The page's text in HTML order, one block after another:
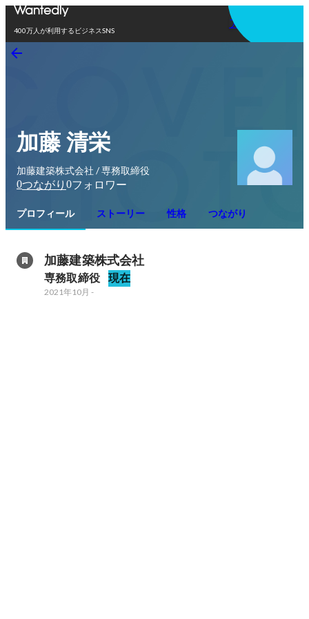
400万人が利用するビジネスSNS
アプリを使う
加藤 清栄
加藤建築株式会社 / 専務取締役
0つながり 0フォロワー
プロフィール ストーリー 性格 つながり
加藤建築株式会社
専務取締役 現在
2021年10月 -